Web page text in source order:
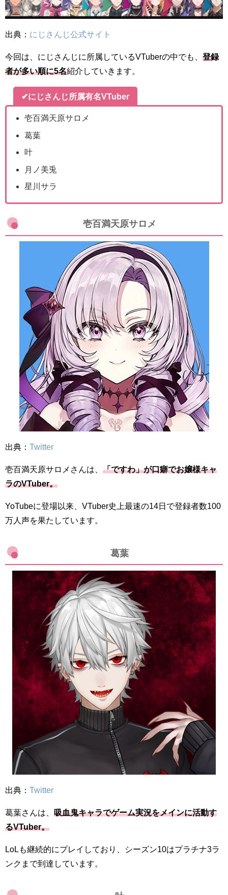
出典： にじさんじ公式サイト
今回は、にじさんじに所属しているVTuberの中でも、 登録
者が多い順に5名紹介していきます。
✔にじさんじ所属有名VTuber
壱百満天原サロメ
葛葉
叶
月ノ美兎
星川サラ
壱百満天原サロメ
出典： Twitter
壱百満天原サロメさんは、 「ですわ」が口癖でお嬢様キャ
ラのVTuber。
YoTubeに登場以来、VTuber史上最速の14日で登録者数100
万人声を果たしています。
葛葉
出典： Twitter
葛葉さんは、 吸血鬼キャラでゲーム実況をメインに活動す
るVTuber。
LoLも継続的にプレイしており、シーズン10はプラチナ3ラ
ンクまで到達しています。